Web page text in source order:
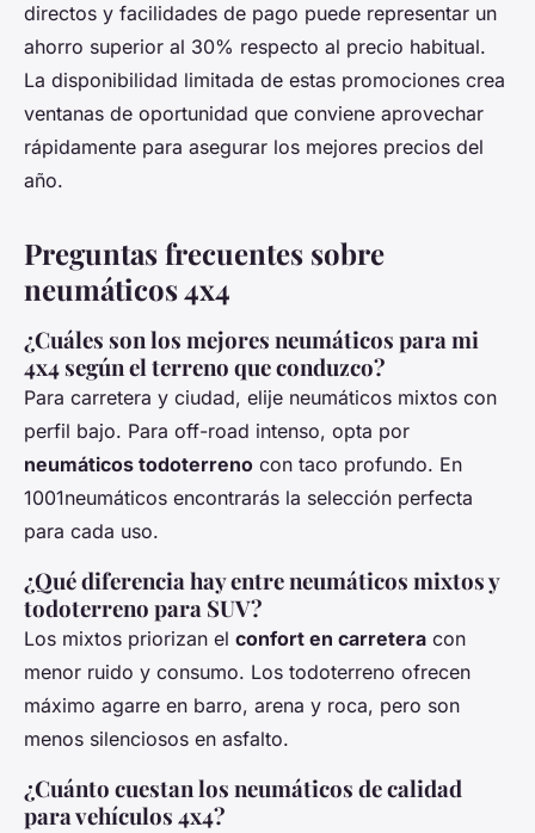
directos y facilidades de pago puede representar un
ahorro superior al 30% respecto al precio habitual.
La disponibilidad limitada de estas promociones crea
ventanas de oportunidad que conviene aprovechar
rápidamente para asegurar los mejores precios del
año.
Preguntas frecuentes sobre
neumáticos 4x4
¿Cuáles son los mejores neumáticos para mi
4x4 según el terreno que conduzco?
Para carretera y ciudad, elije neumáticos mixtos con
perfil bajo. Para off-road intenso, opta por
neumáticos todoterreno con taco profundo. En
1001neumáticos encontrarás la selección perfecta
para cada uso.
¿Qué diferencia hay entre neumáticos mixtos y
todoterreno para SUV?
Los mixtos priorizan el confort en carretera con
menor ruido y consumo. Los todoterreno ofrecen
máximo agarre en barro, arena y roca, pero son
menos silenciosos en asfalto.
¿Cuánto cuestan los neumáticos de calidad
para vehículos 4x4?